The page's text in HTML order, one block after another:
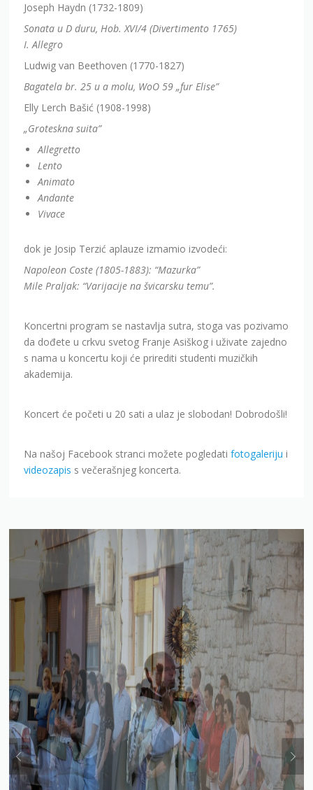
Joseph Haydn (1732-1809)
Sonata u D duru, Hob. XVI/4 (Divertimento 1765)
I. Allegro
Ludwig van Beethoven (1770-1827)
Bagatela br. 25 u a molu, WoO 59 „fur Elise”
Elly Lerch Bašić (1908-1998)
„Groteskna suita”
Allegretto
Lento
Animato
Andante
Vivace
dok je Josip Terzić aplauze izmamio izvodeći:
Napoleon Coste (1805-1883): “Mazurka”
Mile Praljak: “Varijacije na švicarsku temu”.
Koncertni program se nastavlja sutra, stoga vas pozivamo
da dođete u crkvu svetog Franje Asiškog i uživate zajedno
s nama u koncertu koji će prirediti studenti muzičkih
akademija.
Koncert će početi u 20 sati a ulaz je slobodan! Dobrodošli!
Na našoj Facebook stranci možete pogledatifotogaleriju i
videozapis s večerašnjeg koncerta.